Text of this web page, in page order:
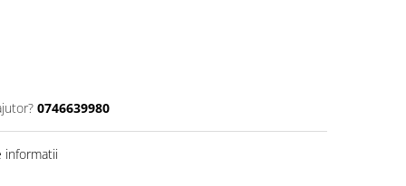
0746639980
informatii